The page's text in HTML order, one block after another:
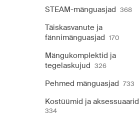
STEAM-mänguasjad 368
Täiskasvanute ja
fännimänguasjad 170
Mängukomplektid ja
tegelaskujud 326
Pehmed mänguasjad 733
Kostüümid ja aksessuaarid
334